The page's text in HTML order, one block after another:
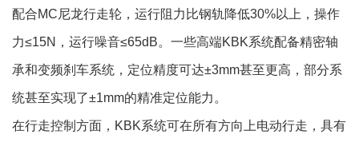
配合MC尼龙行走轮，运行阻力比钢轨降低30%以上，操作
力≤15N，运行噪音≤65dB。一些高端KBK系统配备精密轴
承和变频刹车系统，定位精度可达±3mm甚至更高，部分系
统甚至实现了±1mm的精准定位能力。
在行走控制方面，KBK系统可在所有方向上电动行走，具有